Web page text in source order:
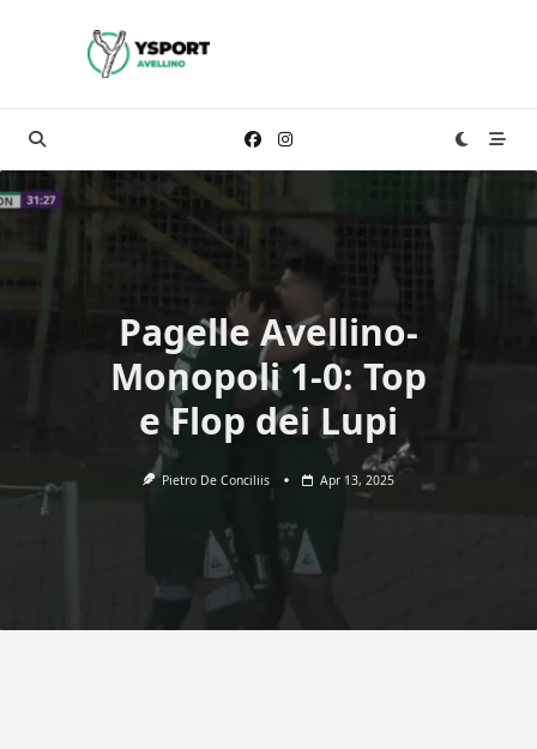
Pagelle Avellino-
Monopoli 1-0: Top
e Flop dei Lupi
Pietro De Conciliis Apr 13, 2025